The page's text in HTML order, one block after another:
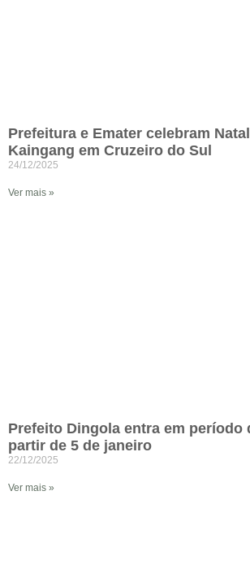
Prefeitura e Emater celebram
Kaingang em Cruzeiro do Sul
24/12/2025
Ver mais »
Prefeito Dingola entra em período
partir de 5 de janeiro
22/12/2025
Ver mais »